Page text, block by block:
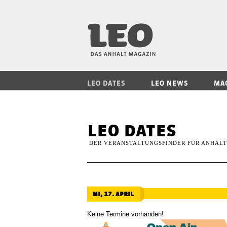
LEO DATES LEO NEWS
leo dates
DER VERANSTALTUNGSFINDER FÜR ANHALT
mi, 17. april
Keine Termine vorhanden!